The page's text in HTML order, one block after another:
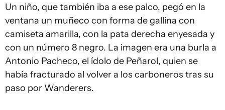
Un niño, que también iba a ese palco, pegó en la
ventana un muñeco con forma de gallina con
camiseta amarilla, con la pata derecha enyesada y
con un número 8 negro. La imagen era una burla a
Antonio Pacheco, el ídolo de Peñarol, quien se
había fracturado al volver a los carboneros tras su
paso por Wanderers.